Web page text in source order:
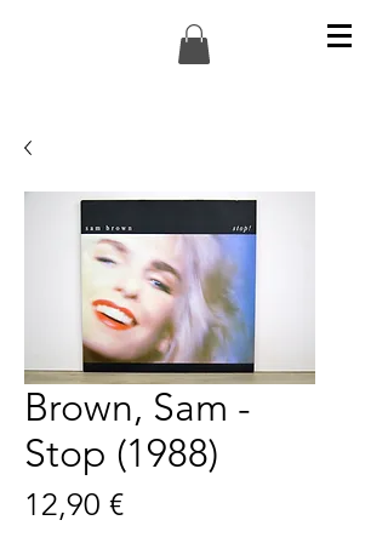
Brown, Sam -
Stop (1988)
12,90 €Preis